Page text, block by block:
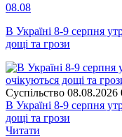
08.08
В Україні 8-9 серпня
дощі та грози
Суспiльство 08.08.2026
В Україні 8-9 серпня
дощі та грози
Читати